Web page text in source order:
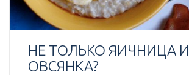
НЕ ТОЛЬКО ЯИЧНИЦА И
ОВСЯНКА?